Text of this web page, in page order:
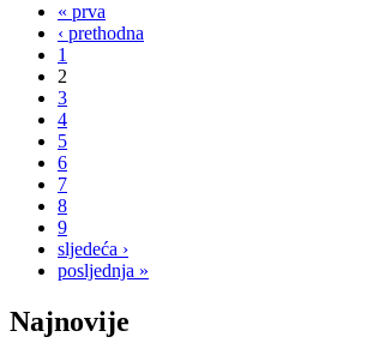
« prva
‹ prethodna
1
2
3
4
5
6
7
8
9
sljedeća ›
posljednja »
Najnovije